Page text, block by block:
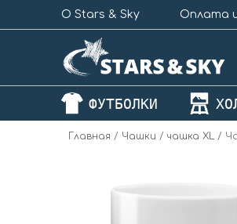
О Stars & Sky Оплата
ФУТБОЛКИ
Главная / Чашки / чашка XL /